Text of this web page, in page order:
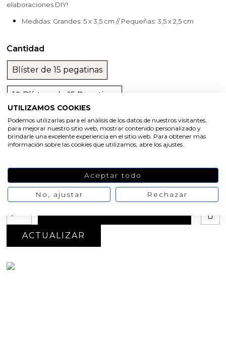
elaboraciones DIY!
Medidas: Grandes: 5 x 3,5 cm // Pequeñas: 3,5 x 2,5 cm
Cantidad
Blíster de 15 pegatinas
10 Blísters de 15 Pegatinas
Color
Lila Rosa.
Oferta
3,41 €
2,73 €
Ver las 2 opiniones
Valoración media:7/10 Nº
UTILIZAMOS COOKIES
Podemos utilizarlas para el análisis de los datos de nuestros visitantes,
para mejorar nuestro sitio web, mostrar contenido personalizado y
brindarle una excelente experiencia en el sitio web. Para obtener más
información sobre las cookies que utilizamos, abre los ajustes.
Aceptar todo
No, ajustar Rechazar